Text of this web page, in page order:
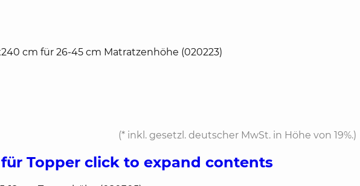
cm für 26-45 cm Matratzenhöhe (020223)
(* inkl. gesetzl. deutscher MwSt. in Höhe von 19%.)
Topper click to expand contents